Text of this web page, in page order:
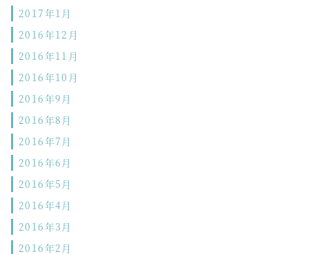
2017年1月
2016年12月
2016年11月
2016年10月
2016年9月
2016年8月
2016年7月
2016年6月
2016年5月
2016年4月
2016年3月
2016年2月